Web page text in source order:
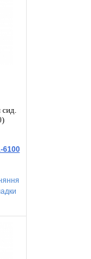
сид.
6100